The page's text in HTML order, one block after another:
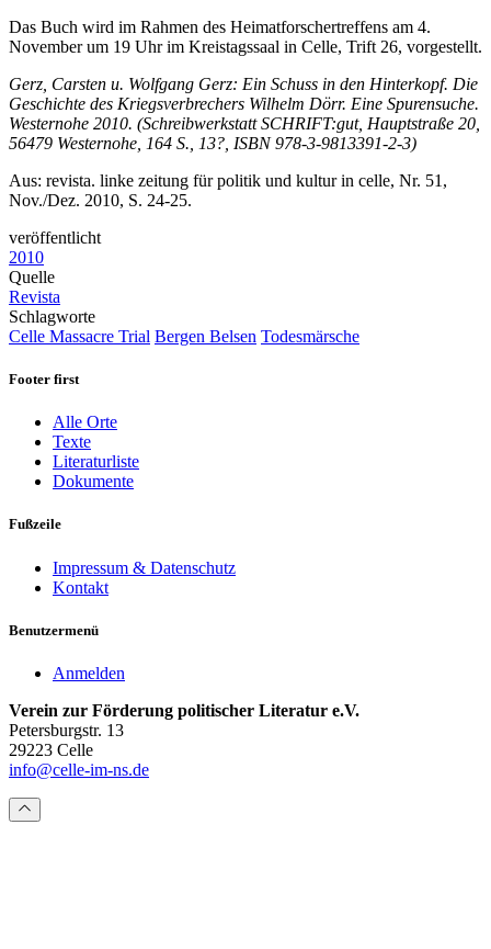
Das Buch wird im Rahmen des Heimatforschertreffens am 4.
November um 19 Uhr im Kreistagssaal in Celle, Trift 26, vorgestellt.
Gerz, Carsten u. Wolfgang Gerz: Ein Schuss in den Hinterkopf. Die
Geschichte des Kriegsverbrechers Wilhelm Dörr. Eine Spurensuche.
Westernohe 2010. (Schreibwerkstatt SCHRIFT:gut, Hauptstraße 20,
56479 Westernohe, 164 S., 13?, ISBN 978-3-9813391-2-3)
Aus: revista. linke zeitung für politik und kultur in celle, Nr. 51,
Nov./Dez. 2010, S. 24-25.
veröffentlicht
2010
Quelle
Revista
Schlagworte
Celle Massacre Trial Bergen Belsen Todesmärsche
Footer first
Alle Orte
Texte
Literaturliste
Dokumente
Fußzeile
Impressum & Datenschutz
Kontakt
Benutzermenü
Anmelden
Verein zur Förderung politischer Literatur e.V.
Petersburgstr. 13
29223 Celle
info@celle-im-ns.de